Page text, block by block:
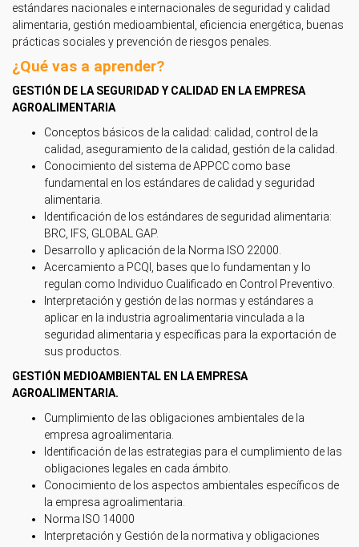
estándares nacionales e internacionales de seguridad y calidad
alimentaria, gestión medioambiental, eficiencia energética, buenas
prácticas sociales y prevención de riesgos penales.
¿Qué vas a aprender?
GESTIÓN DE LA SEGURIDAD Y CALIDAD EN LA EMPRESA
AGROALIMENTARIA
Conceptos básicos de la calidad: calidad, control de la
calidad, aseguramiento de la calidad, gestión de la calidad.
Conocimiento del sistema de APPCC como base
fundamental en los estándares de calidad y seguridad
alimentaria.
Identificación de los estándares de seguridad alimentaria:
BRC, IFS, GLOBAL GAP.
Desarrollo y aplicación de la Norma ISO 22000.
Acercamiento a PCQI, bases que lo fundamentan y lo
regulan como Individuo Cualificado en Control Preventivo.
Interpretación y gestión de las normas y estándares a
aplicar en la industria agroalimentaria vinculada a la
seguridad alimentaria y específicas para la exportación de
sus productos.
GESTIÓN MEDIOAMBIENTAL EN LA EMPRESA
AGROALIMENTARIA.
Cumplimiento de las obligaciones ambientales de la
empresa agroalimentaria.
Identificación de las estrategias para el cumplimiento de las
obligaciones legales en cada ámbito.
Conocimiento de los aspectos ambientales específicos de
la empresa agroalimentaria.
Norma ISO 14000
Interpretación y Gestión de la normativa y obligaciones